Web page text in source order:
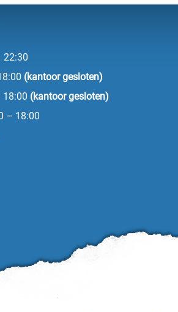
22:30
(kantoor gesloten)
18:00 (kantoor gesloten)
– 18:00